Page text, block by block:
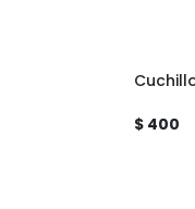
$ 400